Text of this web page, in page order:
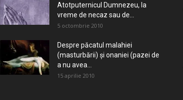
Atotputernicul Dumnezeu, la
vreme de necaz sau de...
5 octombrie 2010
Despre păcatul malahiei
(masturbării) şi onaniei (pazei de
a nu avea...
15 aprilie 2010